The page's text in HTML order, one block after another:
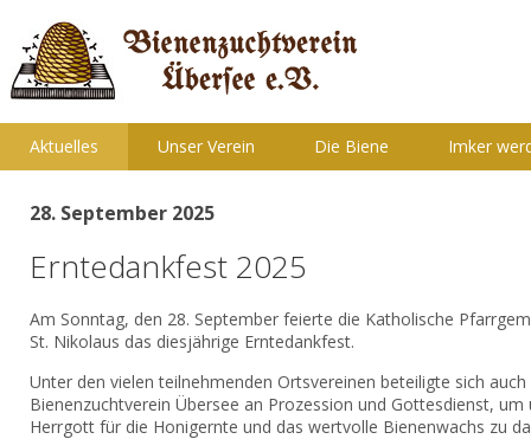
Aktuelles Unser Verein Die Biene Imker
28. September 2025
Erntedankfest 2025
Am Sonntag, den 28. September feierte die Katholische
St. Nikolaus das diesjährige Erntedankfest.
Unter den vielen teilnehmenden Ortsvereinen beteiligte sich auch
Bienenzuchtverein Übersee an Prozession und Gottesdienst, um
Herrgott für die Honigernte und das wertvolle Bienenwachs zu